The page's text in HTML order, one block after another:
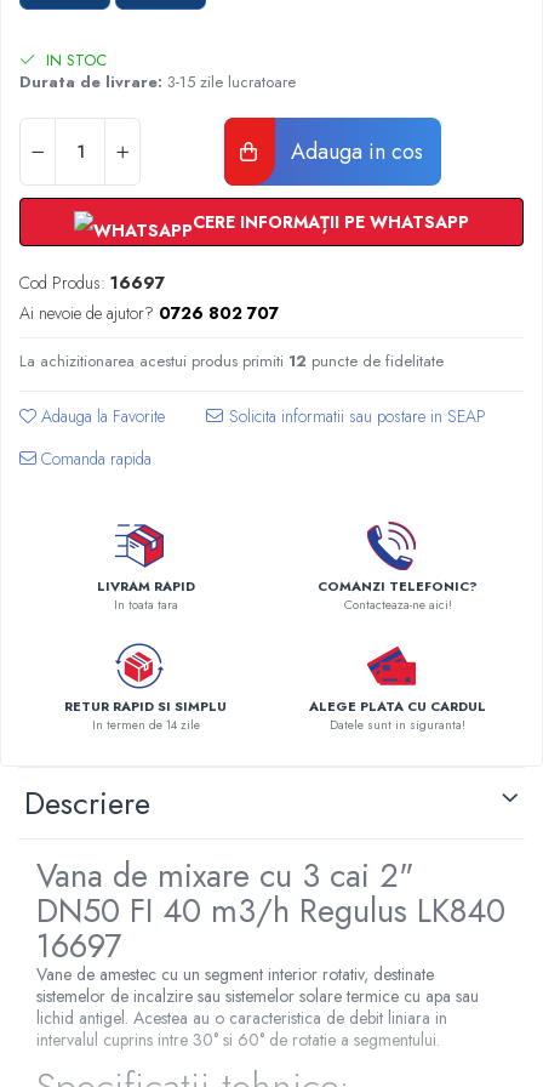
Radiatoare Otel Vogel&Noot
Radiatoare de Baie Purmo Banga
Detectoare
Termostate centrala ambient
Detectoare de gaz si electrovalve
Detectoare de inundatie
Stabilizatoare de tensiune
Panouri solare apa calda
Accesorii panouri solare apa calda
Panouri solare nepresurizate
Automatizari panouri solare
Grupuri de pompare panouri solare
Pompe de caldura
Centrale peleti lemn
IN STOC
Durata de livrare: 3-15 zile lucratoare
Adauga in cos
CERE INFORMAȚII PE WHATSAPP
Cod Produs: 16697
Ai nevoie de ajutor? 0726 802 707
La achizitionarea acestui produs primiti 12 puncte de fidelitate
Adauga la Favorite
Comanda rapida
LIVRAM RAPID
In toata tara
COMANZI TELEFONIC?
Contacteaza-ne aici!
RETUR RAPID SI SIMPLU
In termen de 14 zile
ALEGE PLATA CU CARDUL
Datele sunt in siguranta!
Descriere
Vana de mixare cu 3 cai 2"
DN50 FI 40 m3/h Regulus LK840
16697
Vane de amestec cu un segment interior rotativ, destinate
sistemelor de incalzire sau sistemelor solare termice cu apa sau
lichid antigel. Acestea au o caracteristica de debit liniara in
intervalul cuprins intre 30° si 60° de rotatie a segmentului.